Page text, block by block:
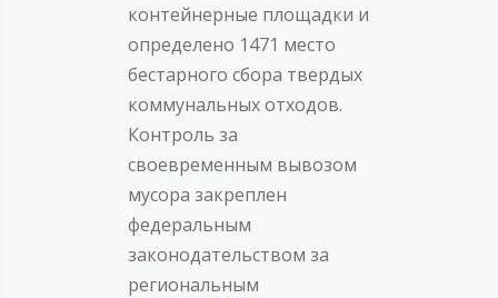
контейнерные площадки и
определено 1471 место
бестарного сбора твердых
коммунальных отходов.
Контроль за
своевременным вывозом
мусора закреплен
федеральным
законодательством за
региональным